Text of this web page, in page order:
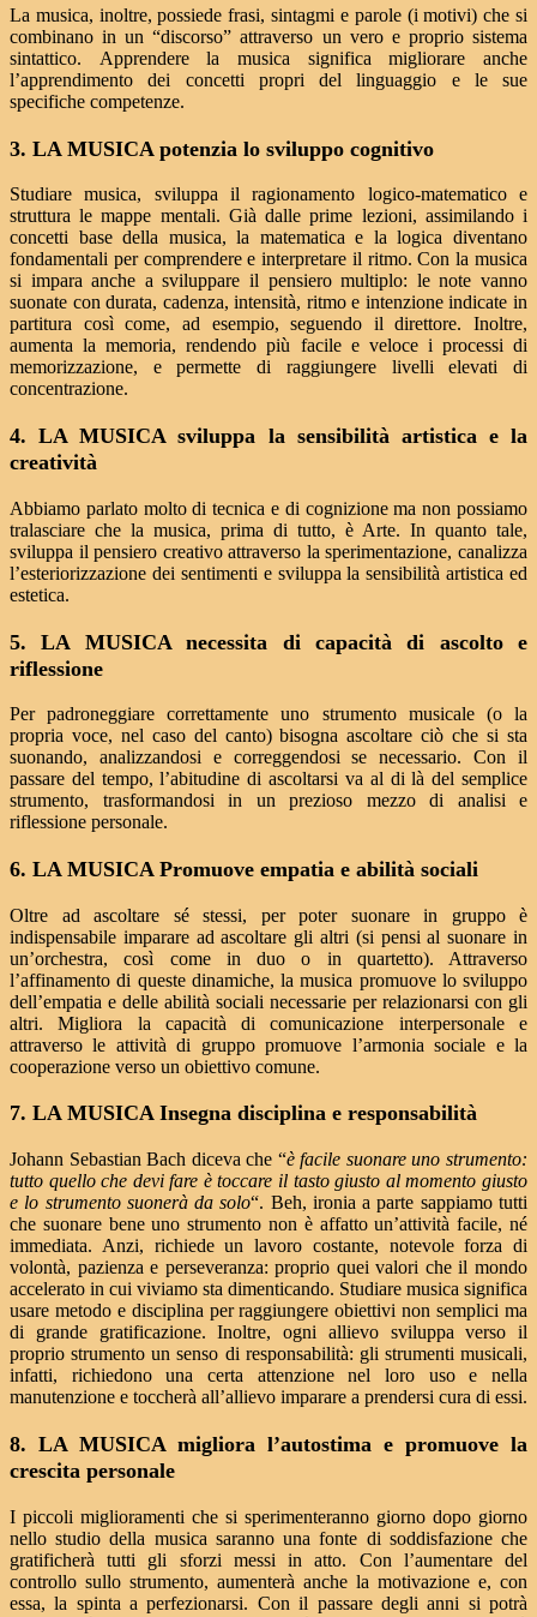
La musica, inoltre, possiede frasi, sintagmi e parole (i motivi) che si
combinano in un “discorso” attraverso un vero e proprio sistema
sintattico. Apprendere la musica significa migliorare anche
l’apprendimento dei concetti propri del linguaggio e le sue
specifiche competenze.
3. LA MUSICA potenzia lo sviluppo cognitivo
Studiare musica, sviluppa il ragionamento logico-matematico e
struttura le mappe mentali. Già dalle prime lezioni, assimilando i
concetti base della musica, la matematica e la logica diventano
fondamentali per comprendere e interpretare il ritmo. Con la musica
si impara anche a sviluppare il pensiero multiplo: le note vanno
suonate con durata, cadenza, intensità, ritmo e intenzione indicate in
partitura così come, ad esempio, seguendo il direttore. Inoltre,
aumenta la memoria, rendendo più facile e veloce i processi di
memorizzazione, e permette di raggiungere livelli elevati di
concentrazione.
4. LA MUSICA sviluppa la sensibilità artistica e la
creatività
Abbiamo parlato molto di tecnica e di cognizione ma non possiamo
tralasciare che la musica, prima di tutto, è Arte. In quanto tale,
sviluppa il pensiero creativo attraverso la sperimentazione, canalizza
l’esteriorizzazione dei sentimenti e sviluppa la sensibilità artistica ed
estetica.
5. LA MUSICA necessita di capacità di ascolto e
riflessione
Per padroneggiare correttamente uno strumento musicale (o la
propria voce, nel caso del canto) bisogna ascoltare ciò che si sta
suonando, analizzandosi e correggendosi se necessario. Con il
passare del tempo, l’abitudine di ascoltarsi va al di là del semplice
strumento, trasformandosi in un prezioso mezzo di analisi e
riflessione personale.
6. LA MUSICA Promuove empatia e abilità sociali
Oltre ad ascoltare sé stessi, per poter suonare in gruppo è
indispensabile imparare ad ascoltare gli altri (si pensi al suonare in
un’orchestra, così come in duo o in quartetto). Attraverso
l’affinamento di queste dinamiche, la musica promuove lo sviluppo
dell’empatia e delle abilità sociali necessarie per relazionarsi con gli
altri. Migliora la capacità di comunicazione interpersonale e
attraverso le attività di gruppo promuove l’armonia sociale e la
cooperazione verso un obiettivo comune.
7. LA MUSICA Insegna disciplina e responsabilità
Johann Sebastian Bach diceva che “è facile suonare uno strumento:
tutto quello che devi fare è toccare il tasto giusto al momento giusto
e lo strumento suonerà da solo“. Beh, ironia a parte sappiamo tutti
che suonare bene uno strumento non è affatto un’attività facile, né
immediata. Anzi, richiede un lavoro costante, notevole forza di
volontà, pazienza e perseveranza: proprio quei valori che il mondo
accelerato in cui viviamo sta dimenticando. Studiare musica significa
usare metodo e disciplina per raggiungere obiettivi non semplici ma
di grande gratificazione. Inoltre, ogni allievo sviluppa verso il
proprio strumento un senso di responsabilità: gli strumenti musicali,
infatti, richiedono una certa attenzione nel loro uso e nella
manutenzione e toccherà all’allievo imparare a prendersi cura di essi.
8. LA MUSICA migliora l’autostima e promuove la
crescita personale
I piccoli miglioramenti che si sperimenteranno giorno dopo giorno
nello studio della musica saranno una fonte di soddisfazione che
gratificherà tutti gli sforzi messi in atto. Con l’aumentare del
controllo sullo strumento, aumenterà anche la motivazione e, con
essa, la spinta a perfezionarsi. Con il passare degli anni si potrà